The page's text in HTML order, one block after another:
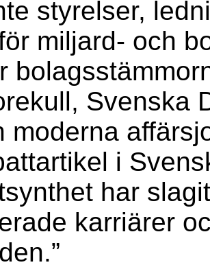
styrelser,
miljard- och
Svenska
moderna
i
har
karriärer